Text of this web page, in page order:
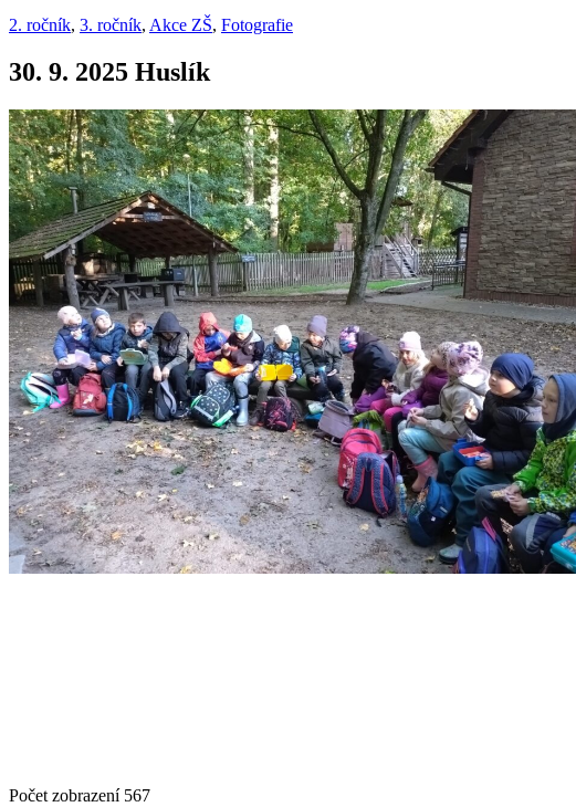
2. ročník, 3. ročník, Akce ZŠ, Fotografie
30. 9. 2025 Huslík
Počet zobrazení 567